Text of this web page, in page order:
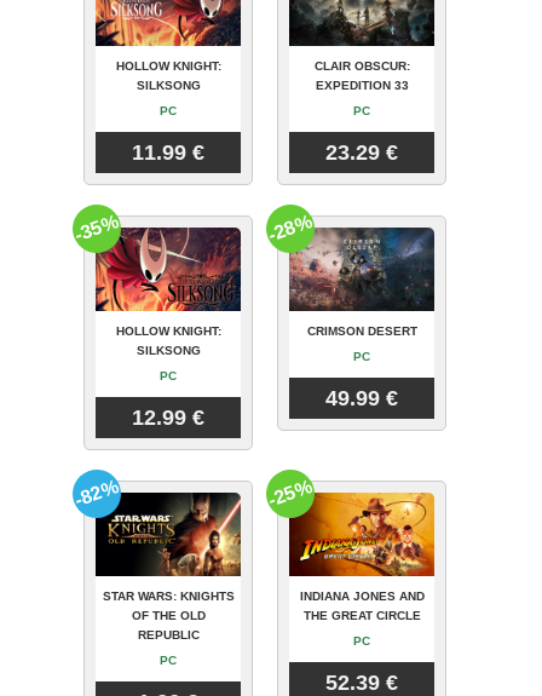
HOLLOW KNIGHT:
SILKSONG
PC
11.99 €
CLAIR OBSCUR:
EXPEDITION 33
PC
23.29 €
HOLLOW KNIGHT:
SILKSONG
PC
12.99 €
-35%
CRIMSON DESERT
PC
49.99 €
-28%
STAR WARS: KNIGHTS
OF THE OLD
REPUBLIC
PC
-82%
INDIANA JONES AND
THE GREAT CIRCLE
PC
52.39 €
-25%